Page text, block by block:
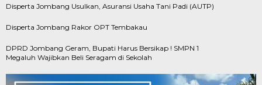
Disperta Jombang Usulkan, Asuransi Usaha Tani Padi (AUTP)
Disperta Jombang Rakor OPT Tembakau
DPRD Jombang Geram, Bupati Harus Bersikap ! SMPN 1
Megaluh Wajibkan Beli Seragam di Sekolah